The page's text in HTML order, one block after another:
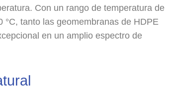
Con un rango de temperatura de
tanto las geomembranas de HDPE
en un amplio espectro de